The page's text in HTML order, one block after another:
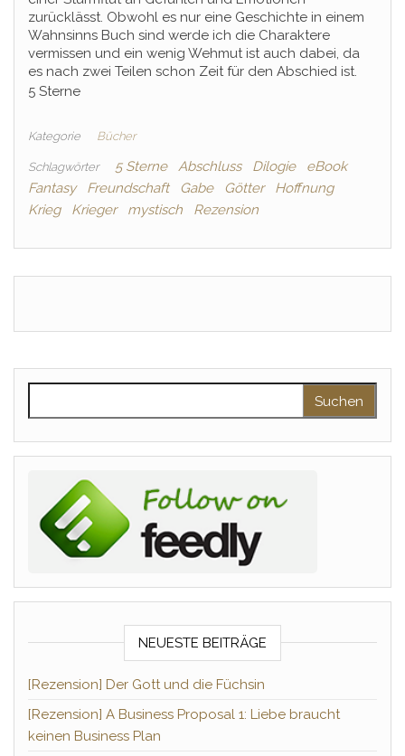
zurücklässt. Obwohl es nur eine Geschichte in einem
Wahnsinns Buch sind werde ich die Charaktere
vermissen und ein wenig Wehmut ist auch dabei, da
es nach zwei Teilen schon Zeit für den Abschied ist.
5 Sterne
Kategorie Bücher
Schlagwörter 5 Sterne Abschluss Dilogie
eBook
Fantasy
Freundschaft Gabe Götter
Hoffnung
Krieg
Krieger mystisch Rezension
NEUESTE BEITRÄGE
[Rezension] Der Gott und die Füchsin
[Rezension] A Business Proposal 1: Liebe braucht
keinen Business Plan